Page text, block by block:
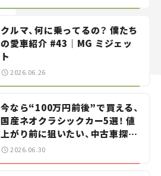
クルマ、何に乗ってるの？ 僕たち
の愛車紹介 #43｜MG ミジェッ
ト
2026.06.26
今なら“100万円前後”で買える、
国産ネオクラシックカー5選！ 値
上がり前に狙いたい、中古車探し
をお手伝い――ちょっとイケてるマ
2026.06.30